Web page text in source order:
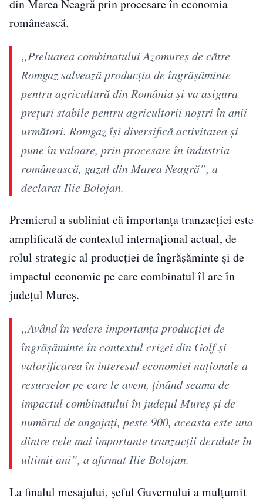
din Marea Neagră prin procesare în economia
românească.
„Preluarea combinatului Azomureș de către
Romgaz salvează producția de îngrășăminte
pentru agricultură din România și va asigura
prețuri stabile pentru agricultorii noștri în anii
următori. Romgaz își diversifică activitatea și
pune în valoare, prin procesare în industria
românească, gazul din Marea Neagră”, a
declarat Ilie Bolojan.
Premierul a subliniat că importanța tranzacției este
amplificată de contextul internațional actual, de
rolul strategic al producției de îngrășăminte și de
impactul economic pe care combinatul îl are în
județul Mureș.
„Având în vedere importanța producției de
îngrășăminte în contextul crizei din Golf și
valorificarea în interesul economiei naționale a
resurselor pe care le avem, ținând seama de
impactul combinatului în județul Mureș și de
numărul de angajați, peste 900, aceasta este una
dintre cele mai importante tranzacții derulate în
ultimii ani”, a afirmat Ilie Bolojan.
La finalul mesajului, șeful Guvernului a mulțumit